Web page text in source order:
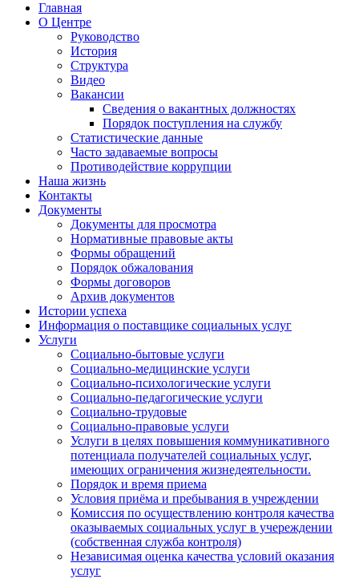
Главная
О Центре
Руководство
История
Структура
Видео
Вакансии
Сведения о вакантных должностях
Порядок поступления на службу
Статистические данные
Часто задаваемые вопросы
Противодействие коррупции
Наша жизнь
Контакты
Документы
Документы для просмотра
Нормативные правовые акты
Формы обращений
Порядок обжалования
Формы договоров
Архив документов
Истории успеха
Информация о поставщике социальных услуг
Услуги
Социально-бытовые услуги
Социально-медицинские услуги
Социально-психологические услуги
Социально-педагогические услуги
Социально-трудовые
Социально-правовые услуги
Услуги в целях повышения коммуникативного
потенциала получателей социальных услуг,
имеющих ограничения жизнедеятельности.
Порядок и время приема
Условия приёма и пребывания в учреждении
Комиссия по осуществлению контроля качества
оказываемых социальных услуг в учереждении
(собственная служба контроля)
Независимая оценка качества условий оказания
услуг